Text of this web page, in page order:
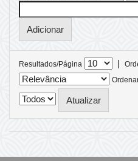
Resultados/Página |